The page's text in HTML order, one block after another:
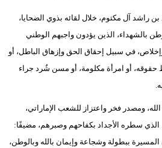
آل مكتوم، خلال لقائه بذوي الضحايا،
بالشهداء، الذين يؤدون واجبهم الوطني
في سبيل إحقاق الحق وإزهاق الباطل، أو
أو امرأة مكلومة، أو مسن شُرد جراء
ومصدر فخر واعتزاز للشعب الإماراتي،
الذي سطره الأجداد بكفاحهم وصبرهم، مضيفًا:
المسيرة ببطولة وشجاعة وإيمان بالله وبالوطن،